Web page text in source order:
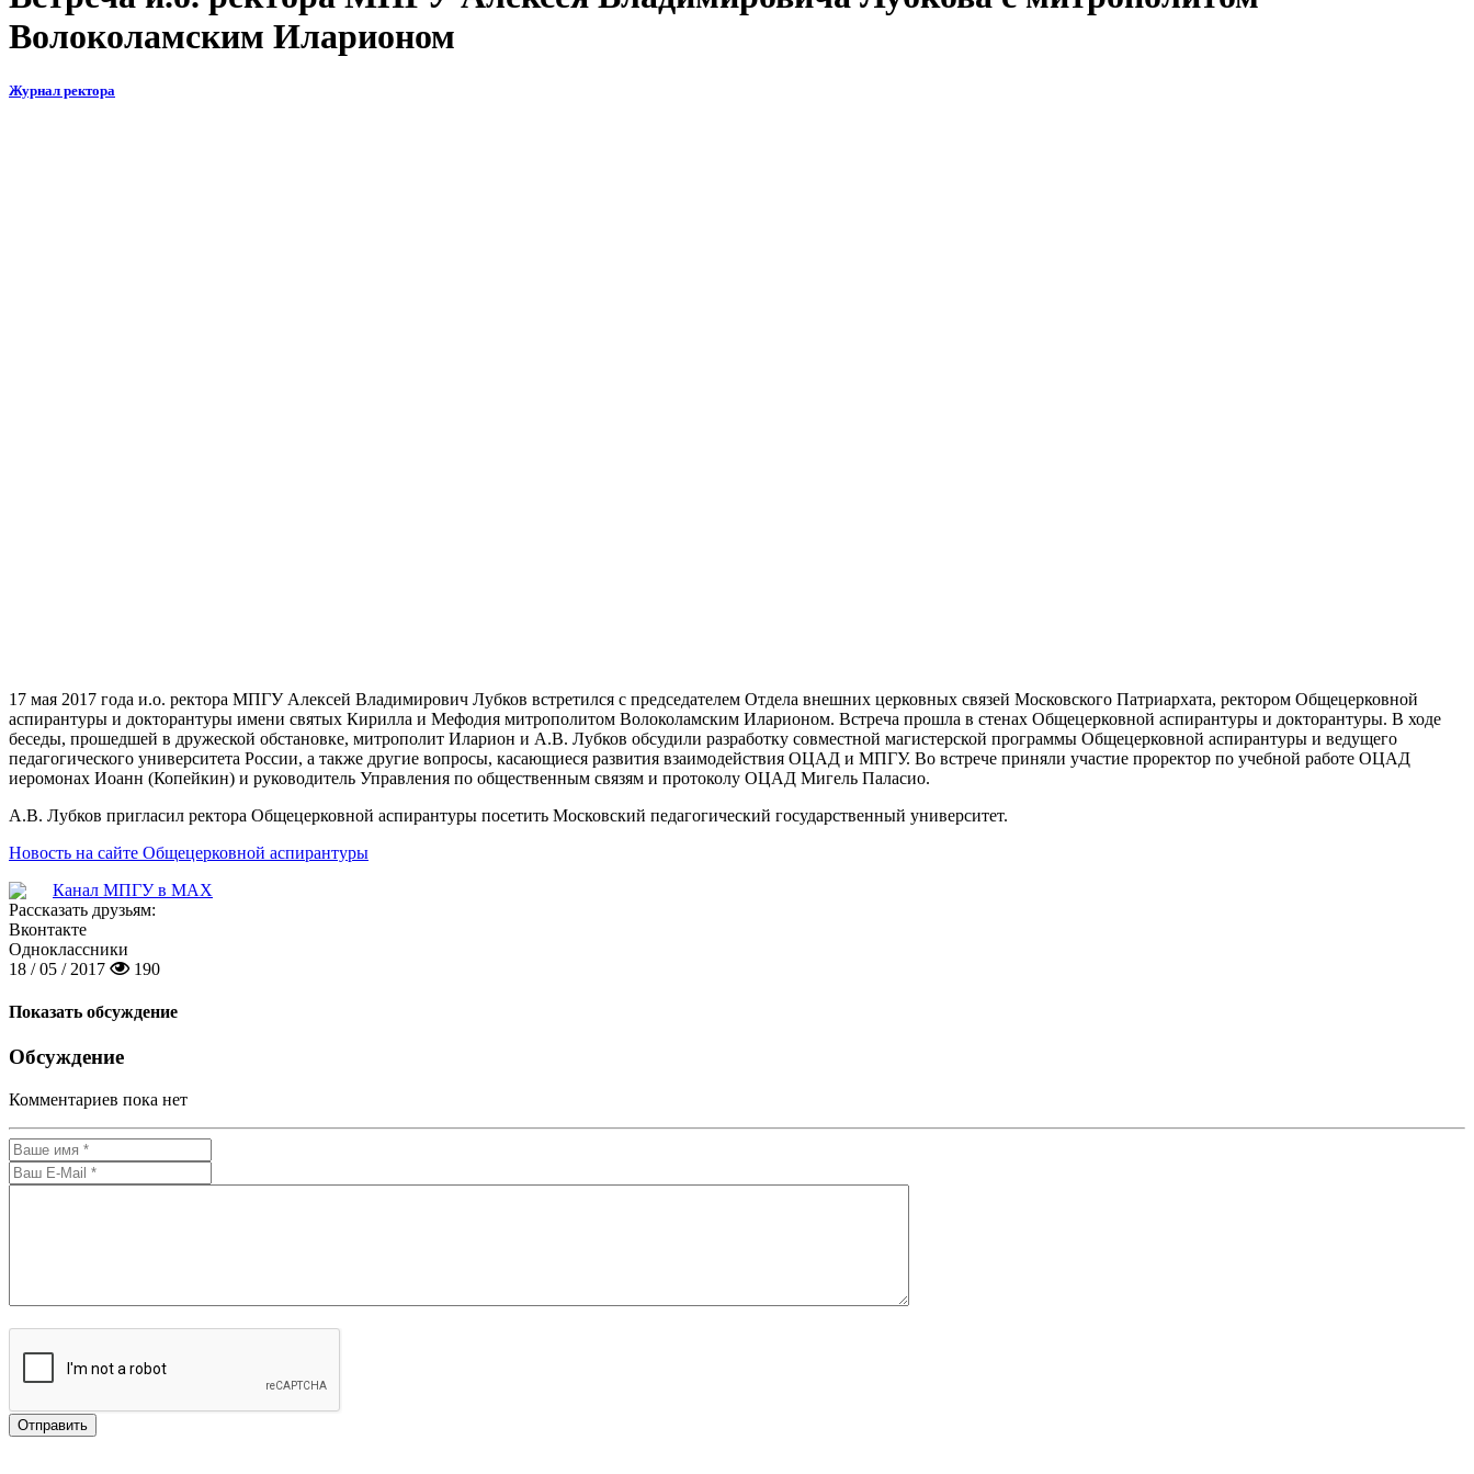
Волоколамским Иларионом
Журнал ректора
17 мая 2017 года и.о. ректора МПГУ Алексей Владимирович Лубков встретился с председателем Отдела внешних церковных связей Московского Патриархата, ректором Общецерковной
аспирантуры и докторантуры имени святых Кирилла и Мефодия митрополитом Волоколамским Иларионом. Встреча прошла в стенах Общецерковной аспирантуры и докторантуры. В ходе
беседы, прошедшей в дружеской обстановке, митрополит Иларион и А.В. Лубков обсудили разработку совместной магистерской программы Общецерковной аспирантуры и ведущего
педагогического университета России, а также другие вопросы, касающиеся развития взаимодействия ОЦАД и МПГУ. Во встрече приняли участие проректор по учебной работе ОЦАД
иеромонах Иоанн (Копейкин) и руководитель Управления по общественным связям и протоколу ОЦАД Мигель Паласио.
А.В. Лубков пригласил ректора Общецерковной аспирантуры посетить Московский педагогический государственный университет.
Новость на сайте Общецерковной аспирантуры
Канал МПГУ в MAX
Рассказать друзьям:
Вконтакте
Одноклассники
18 / 05 / 2017
190
Показать обсуждение
Обсуждение
Комментариев пока нет